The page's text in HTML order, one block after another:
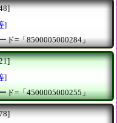
]
ド=「8500005000284」
]
ド=「4500005000255」